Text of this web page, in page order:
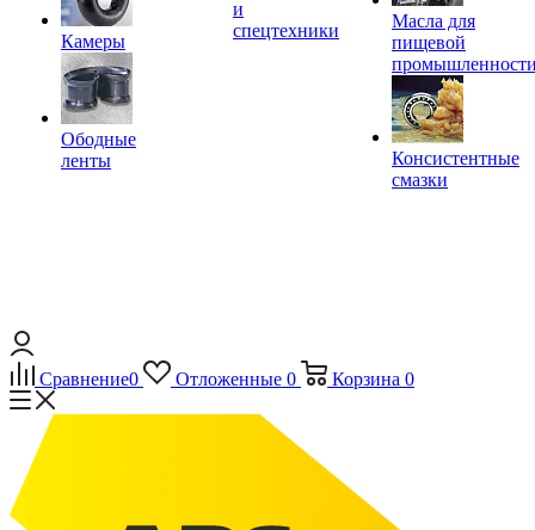
Камеры
Ободные
ленты
и
спецтехники
Масла для
пищевой
Консистентные
смазки
Сравнение0 Отложенные 0 Корзина 0